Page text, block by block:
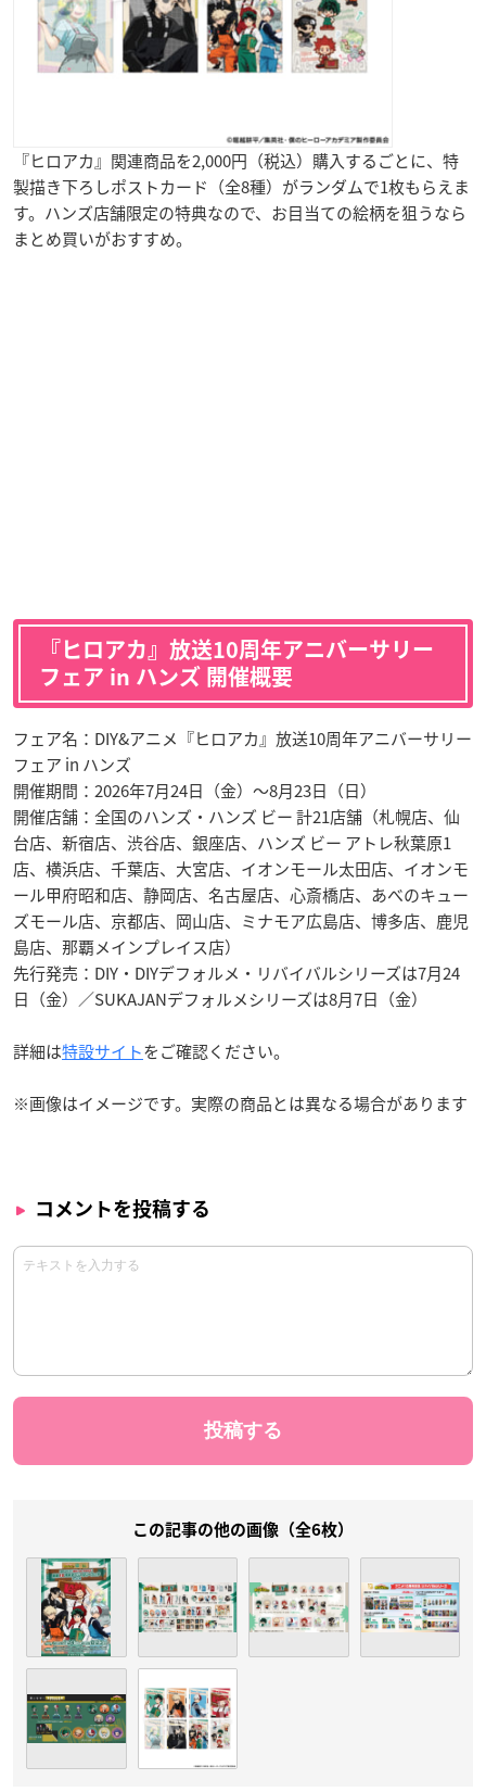
『ヒロアカ』関連商品を2,000円（税込）購入するごとに、特
製描き下ろしポストカード（全8種）がランダムで1枚もらえま
す。ハンズ店舗限定の特典なので、お目当ての絵柄を狙うなら
まとめ買いがおすすめ。
『ヒロアカ』放送10周年アニバーサリー
フェア in ハンズ 開催概要
フェア名：DIY&アニメ『ヒロアカ』放送10周年アニバーサリー
フェア in ハンズ
開催期間：2026年7月24日（金）～8月23日（日）
開催店舗：全国のハンズ・ハンズ ビー 計21店舗（札幌店、仙
台店、新宿店、渋谷店、銀座店、ハンズ ビー アトレ秋葉原1
店、横浜店、千葉店、大宮店、イオンモール太田店、イオンモ
ール甲府昭和店、静岡店、名古屋店、心斎橋店、あべのキュー
ズモール店、京都店、岡山店、ミナモア広島店、博多店、鹿児
島店、那覇メインプレイス店）
先行発売：DIY・DIYデフォルメ・リバイバルシリーズは7月24
日（金）／SUKAJANデフォルメシリーズは8月7日（金）
詳細は特設サイトをご確認ください。
※画像はイメージです。実際の商品とは異なる場合があります
コメントを投稿する
この記事の他の画像（全6枚）